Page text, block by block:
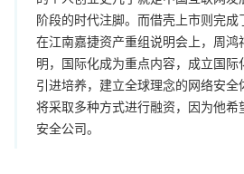
阶段的时代注脚。而借壳上市则完成
在江南嘉捷资产重组说明会上，周鸿
明，国际化成为重点内容，成立国
引进培养，建立全球理念的网络安全
将采取多种方式进行融资，因为他希
安全公司。